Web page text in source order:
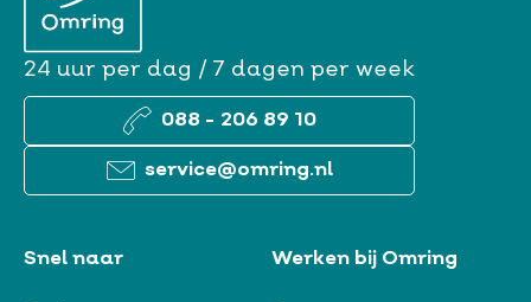
24 uur per dag / 7 dagen per week
088 - 206 89 10
service@omring.nl
Snel naar Werken bij Omring